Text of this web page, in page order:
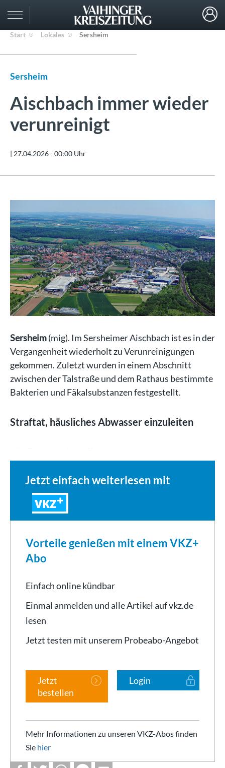
Start Lokales Sersheim
Sersheim
Aischbach immer wieder
verunreinigt
| 27.04.2026 - 00:00 Uhr
Sersheim(mig). Im Sersheimer Aischbach ist es in der
Vergangenheit wiederholt zu Verunreinigungen
gekommen. Zuletzt wurden in einem Abschnitt
zwischen der Talstraße und dem Rathaus bestimmte
Bakterien und Fäkalsubstanzen festgestellt.
Straftat, häusliches Abwasser einzuleiten
Jetzt einfach weiterlesen mit
VKZ
Vorteile genießen mit einem VKZ+
Abo
Einfach online kündbar
Einmal anmelden und alle Artikel auf vkz.de
lesen
Jetzt testen mit unserem Probeabo-Angebot
Jetzt
bestellen
Login
Mehr Informationen zu unseren VKZ-Abos finden
Sie hier